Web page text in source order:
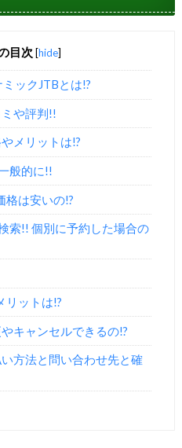
目次 [hide]
ックJTBとは!?
や評判!!
メリットは!?
般的に!!
格は安いの!?
索!! 個別に予約した場合の
リットは!?
キャンセルできるの!?
方法と問い合わせ先と確